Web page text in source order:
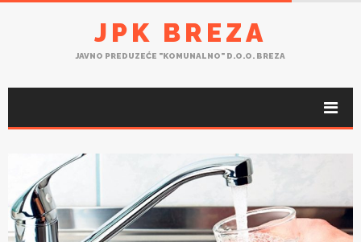
JPK BREZA
JAVNO PREDUZEĆE "KOMUNALNO" D.O.O. BREZA